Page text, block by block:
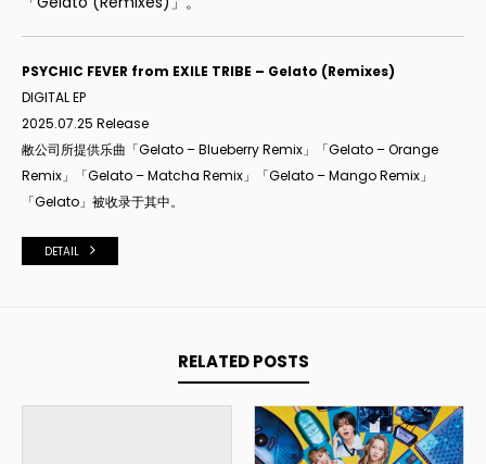
PSYCHIC FEVER from EXILE TRIBE – Gelato (Remixes)
DIGITAL EP
2025.07.25 Release
敝公司所提供乐曲「Gelato – Blueberry Remix 」「Gelato – Orange
Remix 」「Gelato – Matcha Remix 」「Gelato – Mango Remix 」
「Gelato 」被收录于其中。
DETAIL
RELATED POSTS